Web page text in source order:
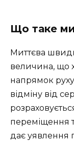
Що таке
Миттєва
величина, що
напрямок
відміну від
переміщення
дає уявлення